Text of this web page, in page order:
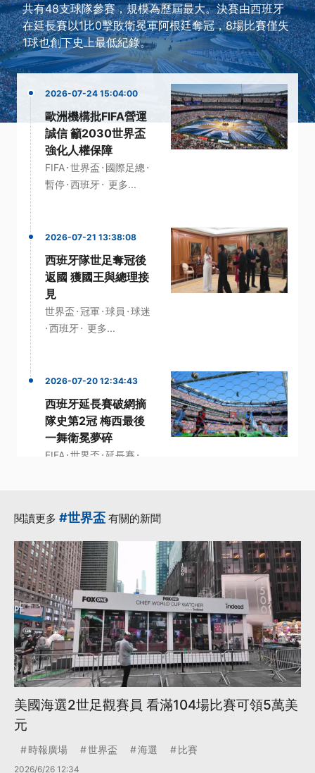
共有48支球隊參賽，規模為歷屆最大。決賽由西班牙
在延長賽以1比0擊敗衛冕軍阿根廷奪冠，8場比賽僅失
1球也創下史上最低紀錄。
2026-07-24 15:04:00
歐洲機構批FIFA營運
誠信 籲2030世界盃
強化人權保障
FIFA·世界盃· 國際足總 ·
暫停·西班牙· 更多...
2026-07-21 13:38:08
西班牙隊世足奪冠後
返國 獲國王與總理接
見
世界盃·冠軍 ·球員 ·球迷
·西班牙· 更多...
2026-07-20 12:34:43
西班牙延長賽破網摘
隊史第2冠 梅西最後
一舞衛冕夢碎
FIFA ·世界盃·延長賽 ·
閱讀更多 #世界盃 有關的新聞
美國海選2世足觀賽員 看滿104場比賽可領5萬美
元
時報廣場 世界盃 海選 比賽
2026/6/26 12:34